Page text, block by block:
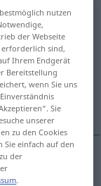
nutzen
der Webseite
erforderlich sind,
Ihrem Endgerät
Bereitstellung
wenn Sie uns
Sie
unserer
zu den Cookies
Sie einfach auf den
der
.